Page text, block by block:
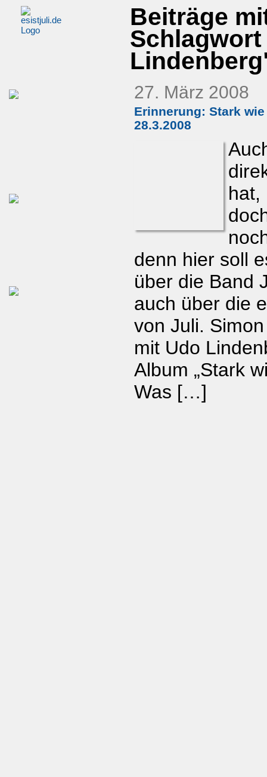
Beiträge
27. März 2008
Erinnerung: Stark
28.3.2008
hat,
denn hier soll
über die Band
auch über die
von Juli.
mit Udo
Album „Stark
Was […]